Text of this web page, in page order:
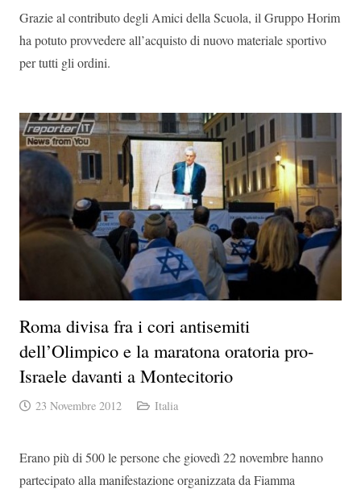
Grazie al contributo degli Amici della Scuola, il Gruppo Horim
ha potuto provvedere all’acquisto di nuovo materiale sportivo
per tutti gli ordini.
Roma divisa fra i cori antisemiti
dell’Olimpico e la maratona oratoria pro-
Israele davanti a Montecitorio
23 Novembre 2012 Italia
Erano più di 500 le persone che giovedì 22 novembre hanno
partecipato alla manifestazione organizzata da Fiamma